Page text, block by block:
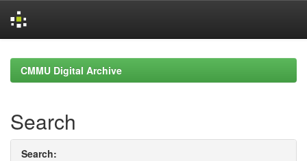
navigationCMMU Digital Archive
Search
Search: